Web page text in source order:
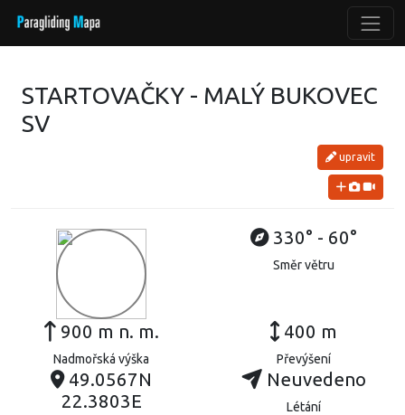
STARTOVAČKY - MALÝ BUKOVEC
SV
upravit
330° - 60°
Směr větru
900 m n. m.
Nadmořská výška
400 m
Převýšení
49.0567N
22.3803E
Neuvedeno
Létání